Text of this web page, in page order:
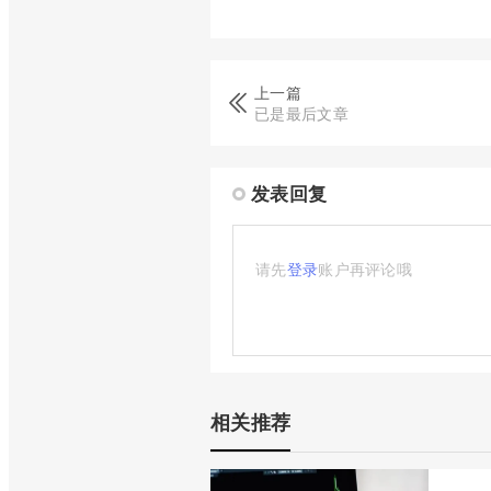
上一篇
已是最后文章
发表回复
请先登录账户再评论哦
相关推荐